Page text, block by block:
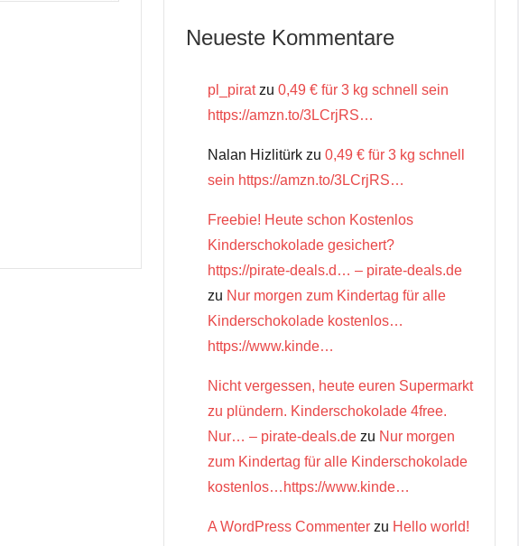
Neueste Kommentare
pl_piratzu 0,49 € für 3 kg schnell sein
https://amzn.to/3LCrjRS…
Nalan Hizlitürk zu 0,49 € für 3 kg schnell
sein https://amzn.to/3LCrjRS…
Freebie! Heute schon Kostenlos
Kinderschokolade gesichert?
https://pirate-deals.d… – pirate-deals.de
zu Nur morgen zum Kindertag für alle
Kinderschokolade kostenlos…
https://www.kinde…
Nicht vergessen, heute euren Supermarkt
zu plündern. Kinderschokolade 4free.
Nur… – pirate-deals.de zu Nur morgen
zum Kindertag für alle Kinderschokolade
kostenlos…https://www.kinde…
A WordPress Commenter zu Hello world!